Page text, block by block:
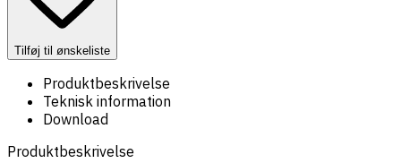
Tilføj til ønskeliste
Produktbeskrivelse
Teknisk information
Download
Produktbeskrivelse